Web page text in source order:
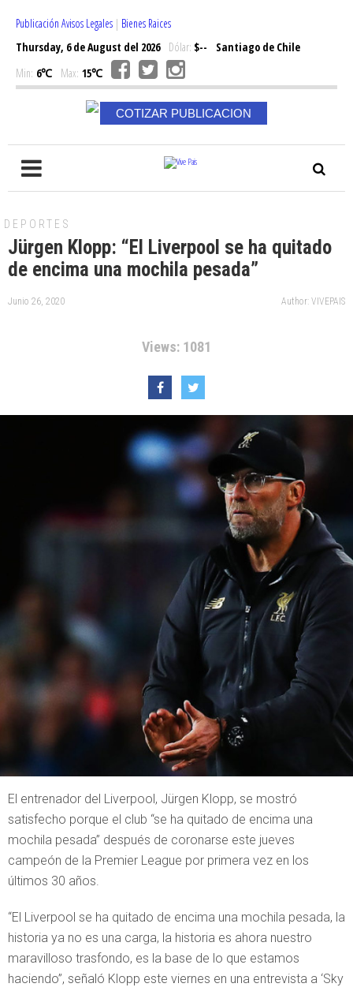
Publicación Avisos Legales | Bienes Raices
Thursday, 6 de August del 2026Dólar: $--
Santiago de Chile
Min: 6℃ Max: 15℃
COTIZAR PUBLICACION
DEPORTES
Jürgen Klopp: “El Liverpool se ha quitado
de encima una mochila pesada”
Junio 26, 2020 Author: VIVEPAIS
Views: 1081
El entrenador del Liverpool, Jürgen Klopp, se mostró
satisfecho porque el club “se ha quitado de encima una
mochila pesada” después de coronarse este jueves
campeón de la Premier League por primera vez en los
últimos 30 años.
“El Liverpool se ha quitado de encima una mochila pesada, la
historia ya no es una carga, la historia es ahora nuestro
maravilloso trasfondo, es la base de lo que estamos
haciendo”, señaló Klopp este viernes en una entrevista a ‘Sky